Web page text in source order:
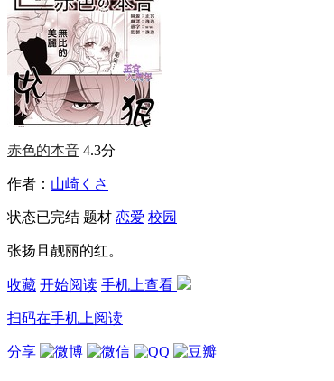
赤色的本音 4.3分
作者： 山崎くさ
状态已完结 题材 恋爱 校园
张扬且靓丽的红。
收藏 开始阅读 手机上查看
扫码在手机上阅读
分享